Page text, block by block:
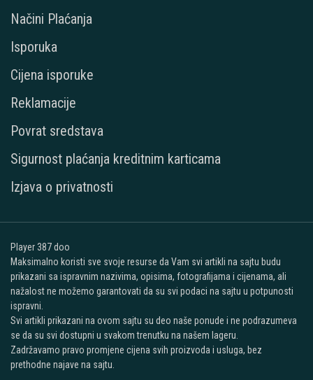
Načini Plaćanja
Isporuka
Cijena isporuke
Reklamacije
Povrat sredstava
Sigurnost plaćanja kreditnim karticama
Izjava o privatnosti
Player 387 doo
Maksimalno koristi sve svoje resurse da Vam svi artikli na sajtu budu
prikazani sa ispravnim nazivima, opisima, fotografijama i cijenama, ali
nažalost ne možemo garantovati da su svi podaci na sajtu u potpunosti
ispravni.
Svi artikli prikazani na ovom sajtu su deo naše ponude i ne podrazumeva
se da su svi dostupni u svakom trenutku na našem lageru.
Zadržavamo pravo promjene cijena svih proizvoda i usluga, bez
prethodne najave na sajtu.